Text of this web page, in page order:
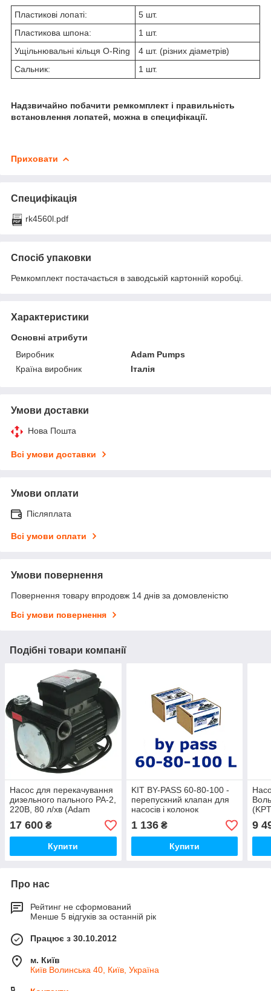
Пластикові лопаті:
5 шт.
Пластикова шпона:
1 шт.
Ущільнювальні кільця O-Ring
4 шт. (різних діаметрів)
Сальник:
1 шт.
Надзвичайно побачити ремкомплект і правильність
встановлення лопатей, можна в специфікації.
Приховати
Специфікація
rk4560l.pdf
Спосіб упаковки
Ремкомплект постачається в заводській картонній коробці.
Характеристики
Основні атрибути
Виробник
Adam Pumps
Країна виробник
Італія
Умови доставки
Нова Пошта
Всі умови доставки
Умови оплати
Післяплата
Всі умови оплати
Умови повернення
Повернення товару впродовж 14 днів за домовленістю
Всі умови повернення
Подібні товари компанії
Насос для перекачування
дизельного пального PA-2,
220В, 80 л/хв (Adam
Pumps)
17 600 ₴
Купити
KIT BY-PASS 60-80-100 -
перепускний клапан для
насосів і колонок
перекачування дизеля 60-
80-100 л/хв (Adam P
1 136₴
Купити
9
Про нас
Рейтинг не сформований
Менше 5 відгуків за останній рік
Працює з 30.10.2012
м. Київ
Київ Волинська 40, Київ, Україна